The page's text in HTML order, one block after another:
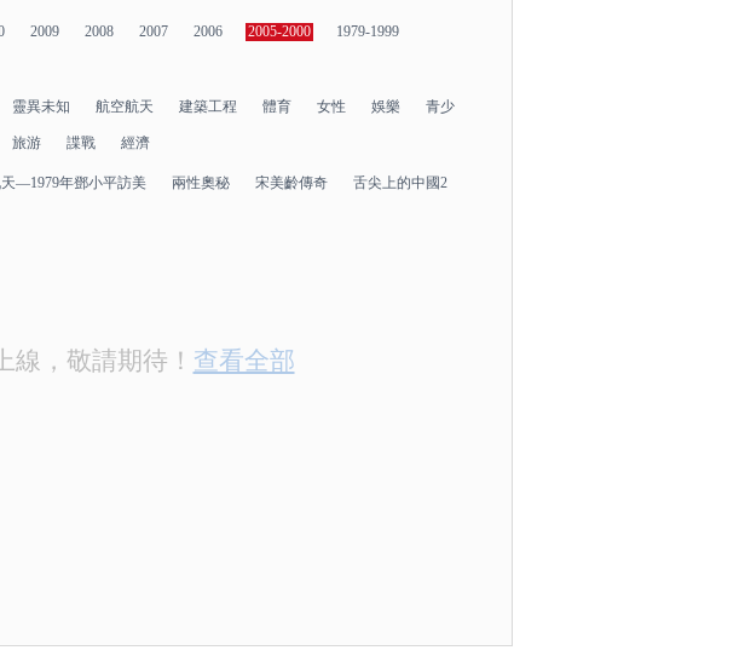
2009 2008 2007 2006 2005-2000 1979-1999
靈異未知 航空航天 建築工程 體育 女性 娛樂 青少
旅游 諜戰 經濟
天—1979年鄧小平訪美 兩性奧秘 宋美齡傳奇 舌尖上的中國2
線，敬請期待！ 查看全部